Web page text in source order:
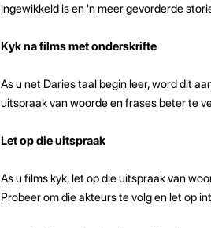
ingewikkeld is en 'n meer gevorderde
Kyk na films met onderskrifte
As u net Daries taal begin leer, word dit
uitspraak van woorde en frases beter te
Let op die uitspraak
As u films kyk, let op die uitspraak van
Probeer om die akteurs te volg en let op